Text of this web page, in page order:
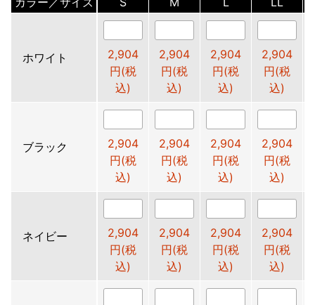
ホワイト
2,904
円(税
込)
2,904
円(税
込)
2,904
円(税
込)
2,904
円(税
込)
ブラック
2,904
円(税
込)
2,904
円(税
込)
2,904
円(税
込)
2,904
円(税
込)
ネイビー
2,904
円(税
込)
2,904
円(税
込)
2,904
円(税
込)
2,904
円(税
込)